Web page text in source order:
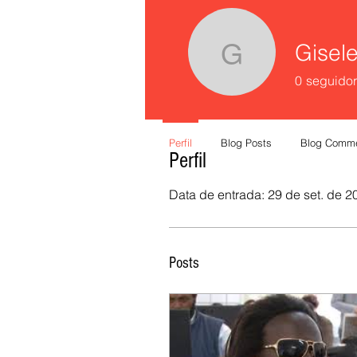
Perfil
Data de entrada: 29 de set. de
Posts
Gisele
0 seguidor
Perfil Blog Posts Blog